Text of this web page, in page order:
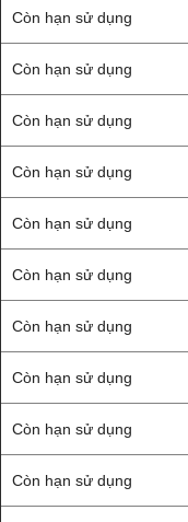
Còn hạn sử dụng
Còn hạn sử dụng
Còn hạn sử dụng
Còn hạn sử dụng
Còn hạn sử dụng
Còn hạn sử dụng
Còn hạn sử dụng
Còn hạn sử dụng
Còn hạn sử dụng
Còn hạn sử dụng